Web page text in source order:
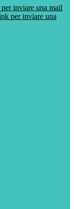
inviare una mail
per inviare una